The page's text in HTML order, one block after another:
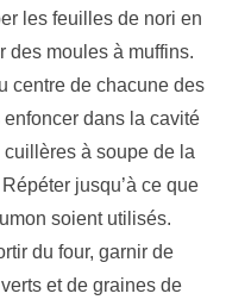
les feuilles de nori en
des moules à muffins.
centre de chacune des
dans la cavité
à soupe de la
jusqu’à ce que
soient utilisés.
du four, garnir de
et de graines de